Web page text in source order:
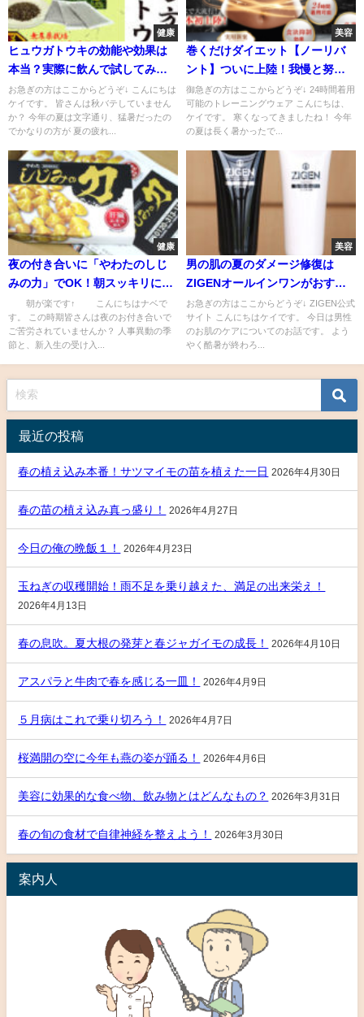
健康
ヒュウガトウキの効能や効果は
本当？実際に飲んで試してみ
た！
お急ぎの方はここからどうぞ↓ こんにちは
ケイです。 皆さんは秋バテしていません
か？ 今年の夏は文字通り、猛暑だったの
でかなりの方が 夏の疲れ...
美容
巻くだけダイエット【ノーリバ
ント】ついに上陸！我慢と努力
サヨナラ！
御急ぎの方はここからどうぞ↓ 24時間着用
可能のトレーニングウェア こんにちは、
ケイです。 寒くなってきましたね！ 今年
の夏は長く暑かったで...
健康
夜の付き合いに「やわたのしじ
みの力」でOK！朝スッキリに驚
きます！
朝が楽です↑ こんにちはナベで
す。 この時期皆さんは夜のお付き合いで
ご苦労されていませんか？ 人事異動の季
節と、新入生の受け入...
美容
男の肌の夏のダメージ修復は
ZIGENオールインワンがおすす
め！
お急ぎの方はここからどうぞ↓ ZIGEN公式
サイト こんにちはケイです。 今日は男性
のお肌のケアについてのお話です。 よう
やく酷暑が終わろ...
最近の投稿
春の植え込み本番！サツマイモの苗を植えた一日 2026年4月30日
春の苗の植え込み真っ盛り！ 2026年4月27日
今日の俺の晩飯１！ 2026年4月23日
玉ねぎの収穫開始！雨不足を乗り越えた、満足の出来栄え！
2026年4月13日
春の息吹。夏大根の発芽と春ジャガイモの成長！ 2026年4月10日
アスパラと牛肉で春を感じる一皿！ 2026年4月9日
５月病はこれで乗り切ろう！ 2026年4月7日
桜満開の空に今年も燕の姿が踊る！ 2026年4月6日
美容に効果的な食べ物、飲み物とはどんなもの？ 2026年3月31日
春の旬の食材で自律神経を整えよう！ 2026年3月30日
案内人